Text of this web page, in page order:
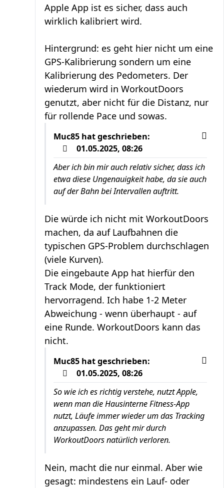
Apple App ist es sicher, dass auch
wirklich kalibriert wird.
Hintergrund: es geht hier nicht um eine
GPS-Kalibrierung sondern um eine
Kalibrierung des Pedometers. Der
wiederum wird in WorkoutDoors
genutzt, aber nicht für die Distanz, nur
für rollende Pace und sowas.
Muc85 hat geschrieben:
01.05.2025, 08:26
Aber ich bin mir auch relativ sicher, dass ich
etwa diese Ungenauigkeit habe, da sie auch
auf der Bahn bei Intervallen auftritt.
Die würde ich nicht mit WorkoutDoors
machen, da auf Laufbahnen die
typischen GPS-Problem durchschlagen
(viele Kurven).
Die eingebaute App hat hierfür den
Track Mode, der funktioniert
hervorragend. Ich habe 1-2 Meter
Abweichung - wenn überhaupt - auf
eine Runde. WorkoutDoors kann das
nicht.
Muc85 hat geschrieben:
01.05.2025, 08:26
So wie ich es richtig verstehe, nutzt Apple,
wenn man die Hausinterne Fitness-App
nutzt, Läufe immer wieder um das Tracking
anzupassen. Das geht mir durch
WorkoutDoors natürlich verloren.
Nein, macht die nur einmal. Aber wie
gesagt: mindestens ein Lauf- oder